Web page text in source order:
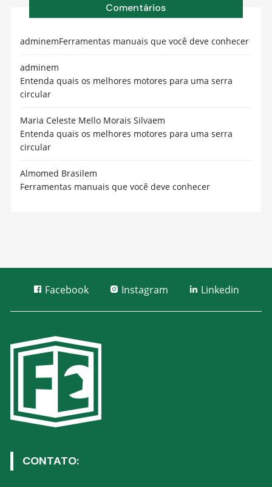
Comentários
adminemFerramentas manuais que você deve conhecer
adminem
Entenda quais os melhores motores para uma serra
circular
Maria Celeste Mello Morais Silvaem
Entenda quais os melhores motores para uma serra
circular
Almomed Brasilem
Ferramentas manuais que você deve conhecer
Facebook Instagram Linkedin
CONTATO: